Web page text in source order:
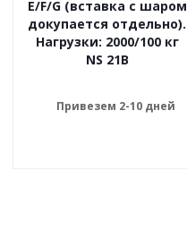
E/F/G (вставка с шаром
докупается отдельно).
Нагрузки: 2000/100 кг
NS 21B
Привезем 2-10 дней